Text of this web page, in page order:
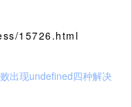
15726.html
出现undefined四种解决